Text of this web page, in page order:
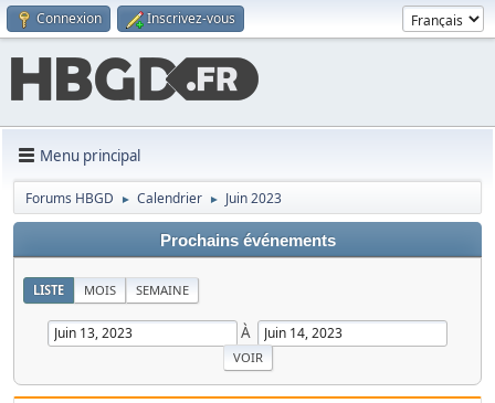
Connexion Inscrivez-vous
Menu principal
Forums HBGD ► Calendrier ► Juin 2023
Prochains événements
LISTE MOIS SEMAINE
À